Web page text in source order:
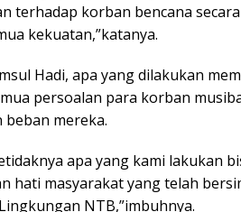
terhadap korban bencana
kekuatan,”katanya.
Hadi, apa yang dilakukan
persoalan para korban
mereka.
apa yang kami lakukan
hati masyarakat yang telah
NTB,”imbuhnya.